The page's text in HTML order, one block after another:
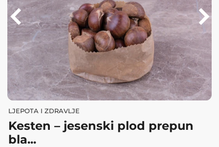
LJEPOTA I ZDRAVLJE
Kesten – jesenski plod prepun
bla...